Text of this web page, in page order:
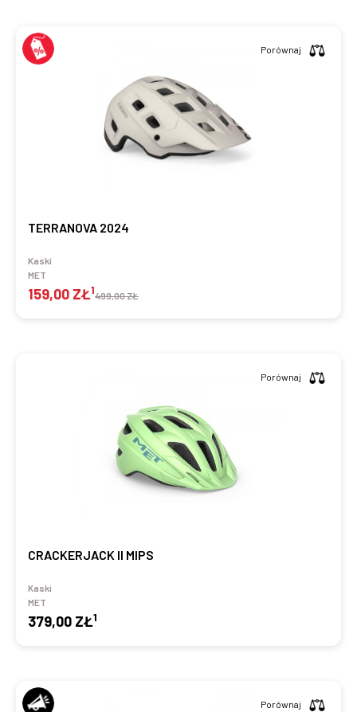
TERRANOVA 2024
Kaski
MET
159,00 ZŁ1499,00 ZŁ
Porównaj
CRACKERJACK II MIPS
Kaski
MET
379,00 ZŁ1
Porównaj
Porównaj